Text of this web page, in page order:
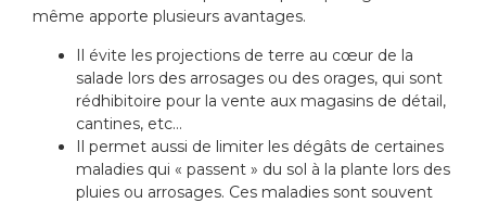
même apporte plusieurs avantages.
Il évite les projections de terre au cœur de la
salade lors des arrosages ou des orages, qui sont
rédhibitoire pour la vente aux magasins de détail,
cantines, etc…
Il permet aussi de limiter les dégâts de certaines
maladies qui « passent » du sol à la plante lors des
pluies ou arrosages. Ces maladies sont souvent